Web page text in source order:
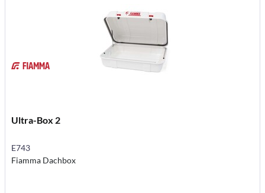
Ultra-Box 2
E743
Fiamma Dachbox